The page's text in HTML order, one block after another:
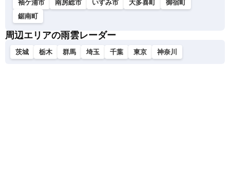
袖ケ浦市
南房総市 いすみ市 大多喜町
御宿町
鋸南町
周辺エリアの雨雲レーダー
茨城 栃木 群馬 埼玉 千葉 東京 神奈川